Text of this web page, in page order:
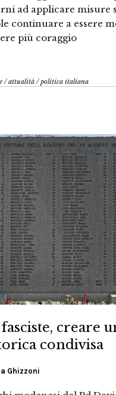
ad applicare misure
continuare a essere
più coraggio
/attualità /politica italiana
creare
condivisa
Ghizzoni